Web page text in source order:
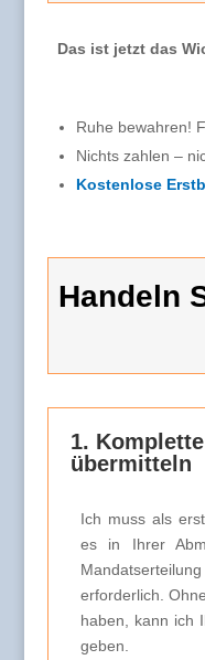
Das ist jetzt das
Ruhe bewahren!
Nichts zahlen –
Kostenlose
Handeln
1.
übermitteln
Ich muss als
es in Ihrer
erforderlich.
haben, kann ich
geben.